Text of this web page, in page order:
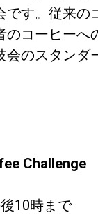
です。従来の
のコーヒーへ
会のスタンダ
Challenge
10時まで